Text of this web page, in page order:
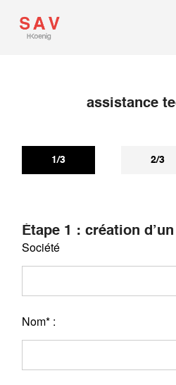
assistance
1/3 2/3
Étape 1 : création
Société
Nom* :